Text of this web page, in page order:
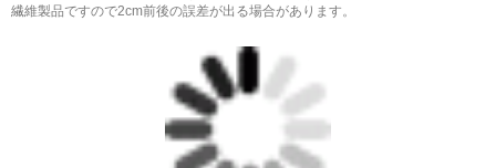
繊維製品ですので2cm前後の誤差が出る場合があります。